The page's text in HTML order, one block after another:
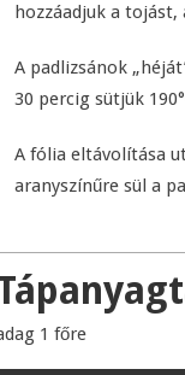
hozzáadjuk a tojást,
A padlizsánok
30 percig sütjük
A fólia eltávolítása
aranyszínűre sül a
1 főre